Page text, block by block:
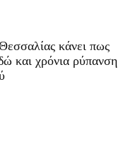
κάνει πως
και χρόνια ρύπανση